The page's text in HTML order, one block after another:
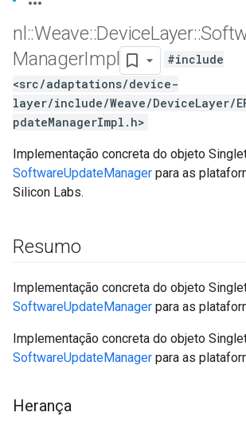
nl ::Weave::DeviceLayer::
ManagerImpl
#include
<src/adaptations/device-
layer/include/Weave/DeviceLayer/
pdateManagerImpl.h>
Implementação concreta do objeto
SoftwareUpdateManager para as
Silicon Labs.
Resumo
Implementação concreta do objeto
SoftwareUpdateManager para as
Implementação concreta do objeto
SoftwareUpdateManager para as
Herança